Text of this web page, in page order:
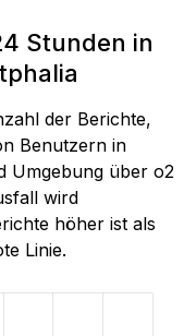
Stunden in
der Berichte,
Benutzern in
Umgebung über o2
wird
höher ist als
Linie.